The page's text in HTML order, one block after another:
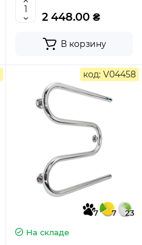
2 448.00 ₴
В корзину
код: V04458
7 7
23
На складе